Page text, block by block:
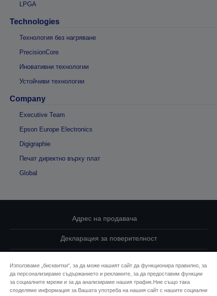
LPGA
Technologies
Технология без нагряване
PrecisionCore
Иновативни технологии
Устойчиви технологии
Company
Executive Team
Epson Europe Electronics
Digigraphie
Печат директно върху плат
Global
Адрес на продавача
Декларация за поверителност
Свържете се с нас за Вашите данни
Използваме „бисквитки“, за да може нашият сайт да функционира правилно, за
да персонализираме съдържанието и рекламите, за да предоставим функции
за социалните мрежи и за да анализираме нашия трафик.Ние също така
споделяме информация за Вашата употреба на нашия сайт с нашите социални